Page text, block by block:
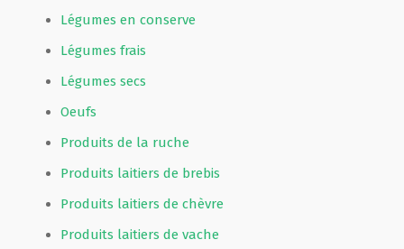
Légumes en conserve
Légumes frais
Légumes secs
Oeufs
Produits de la ruche
Produits laitiers de brebis
Produits laitiers de chèvre
Produits laitiers de vache